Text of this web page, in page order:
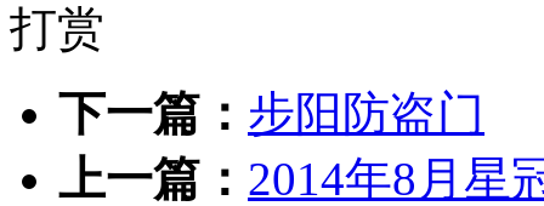
打赏
下一篇： 步阳防盗门
上一篇： 2014年8月星